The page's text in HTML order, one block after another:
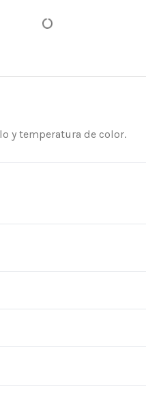
y temperatura de color.